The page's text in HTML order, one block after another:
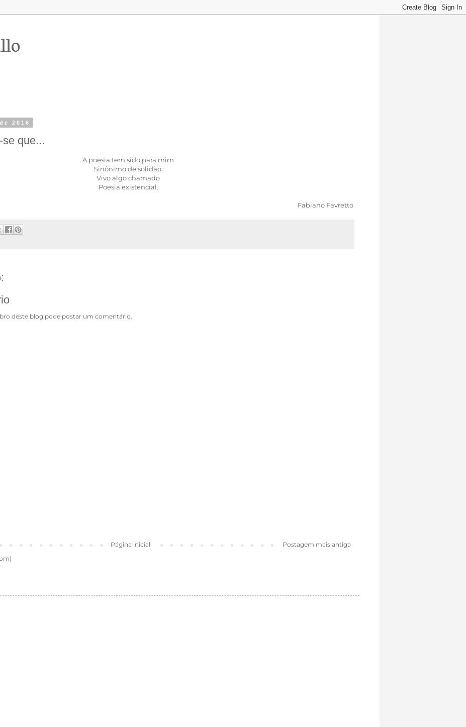
2016
que...
A poesia tem sido para mim
Sinônimo de solidão:
Vivo algo chamado
Poesia existencial.
Fabiano Favretto
deste blog pode postar um comentário.
Postagem mais antiga
Página inicial